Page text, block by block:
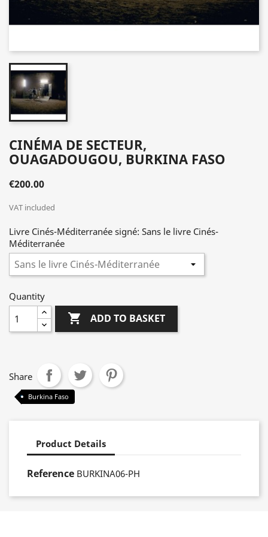
CINÉMA DE SECTEUR,
OUAGADOUGOU, BURKINA FASO
€200.00
VAT included
Livre Cinés-Méditerranée signé: Sans le livre Cinés-
Méditerranée
Quantity
 ADD TO BASKET
Share
Burkina Faso
Product Details
Reference BURKINA06-PH